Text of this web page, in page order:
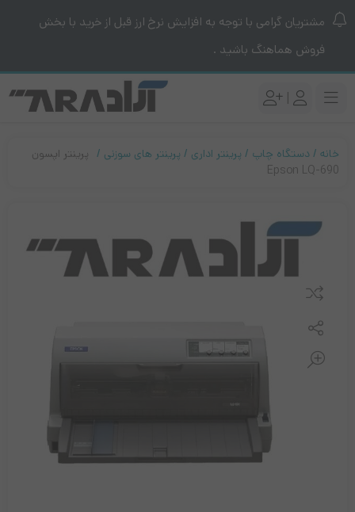
مشتریان گرامی با توجه به افزایش نرخ ارز قبل از خرید با بخش
فروش هماهنگ باشید .
|
خانه دستگاه چاپ پرینتر اداری پرینتر های سوزنی
پرینتر اپسون
Epson LQ-690